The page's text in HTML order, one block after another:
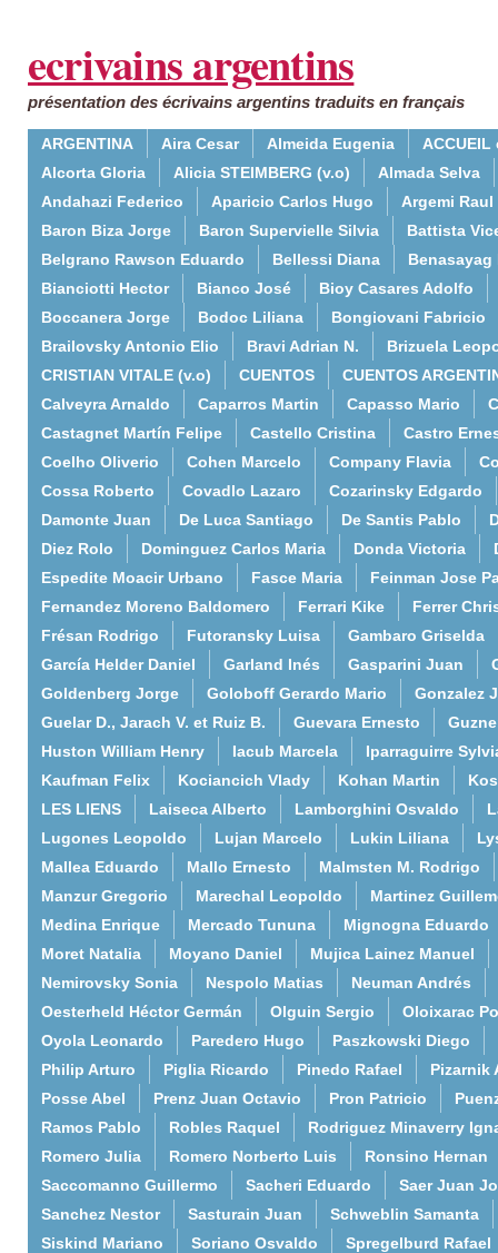
ecrivains argentins
présentation des écrivains argentins traduits en français
ARGENTINA Aira Cesar Almeida Eugenia
ACCUEIL
Alcorta Gloria
Alicia STEIMBERG (v.o)
Almada Selva
Andahazi Federico
Aparicio Carlos Hugo
Argemi Raul
Baron Biza Jorge
Baron Supervielle Silvia
Battista
Belgrano Rawson Eduardo
Bellessi Diana
Benasayag
Bianciotti Hector
Bianco José
Bioy Casares Adolfo
Boccanera Jorge
Bodoc Liliana
Bongiovani Fabricio
Brailovsky Antonio Elio
Bravi Adrian N.
Brizuela
CRISTIAN VITALE (v.o)
CUENTOS
CUENTOS
Calveyra Arnaldo
Caparros Martin Capasso Mario
Castagnet Martín Felipe
Castello Cristina
Castro
Coelho Oliverio
Cohen Marcelo Company Flavia
Cossa Roberto
Covadlo Lazaro
Cozarinsky Edgardo
Damonte Juan
De Luca Santiago De Santis Pablo
Diez Rolo
Dominguez Carlos Maria Donda Victoria
Espedite Moacir Urbano
Fasce Maria
Feinman Jose
Fernandez Moreno Baldomero
Ferrari Kike
Ferrer
Frésan Rodrigo
Futoransky Luisa
Gambaro Griselda
García Helder Daniel
Garland Inés Gasparini Juan
Goldenberg Jorge
Goloboff Gerardo Mario
Gonzalez
Guelar D., Jarach V. et Ruiz B.
Guevara Ernesto
Huston William Henry
Iacub Marcela
Iparraguirre
Kaufman Felix
Kociancich Vlady Kohan Martin
LES LIENS
Laiseca Alberto Lamborghini Osvaldo
Lugones Leopoldo
Lujan Marcelo Lukin Liliana
Mallea Eduardo
Mallo Ernesto
Malmsten M. Rodrigo
Manzur Gregorio
Marechal Leopoldo
Martinez
Medina Enrique
Mercado Tununa
Mignogna Eduardo
Moret Natalia
Moyano Daniel
Mujica Lainez Manuel
Nemirovsky Sonia
Nespolo Matias
Neuman Andrés
Oesterheld Héctor Germán
Olguin Sergio
Oloixarac
Oyola Leonardo
Paredero Hugo
Paszkowski Diego
Philip Arturo
Piglia Ricardo Pinedo Rafael
Pizarnik
Posse Abel
Prenz Juan Octavio Pron Patricio
Ramos Pablo
Robles Raquel
Rodriguez Minaverry
Romero Julia
Romero Norberto Luis
Ronsino Hernan
Saccomanno Guillermo
Sacheri Eduardo
Saer Juan
Sanchez Nestor
Sasturain Juan
Schweblin Samanta
Siskind Mariano
Soriano Osvaldo
Spregelburd Rafael